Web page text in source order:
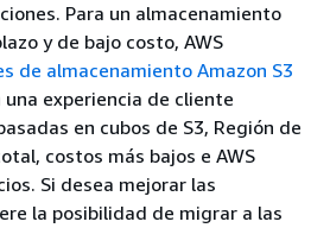
Para un almacenamiento
y de bajo costo, AWS
de almacenamiento Amazon S3
experiencia de cliente
en cubos de S3, Región de
costos más bajos e AWS
Si desea mejorar las
la posibilidad de migrar a las